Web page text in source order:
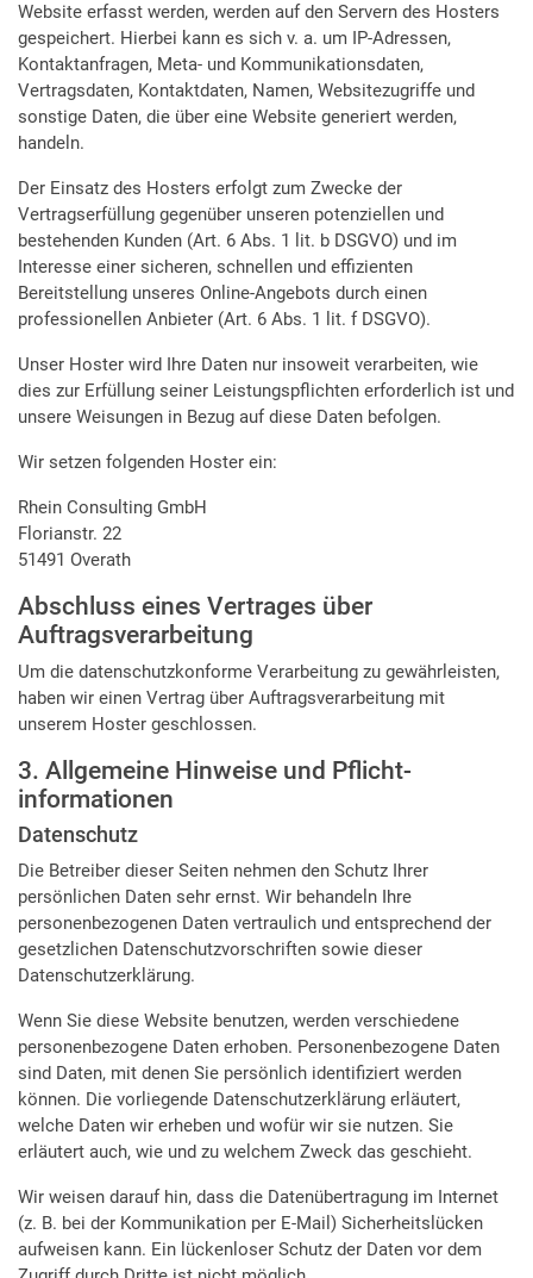
Website erfasst werden, werden auf den Servern des Hosters
gespeichert. Hierbei kann es sich v. a. um IP-Adressen,
Kontaktanfragen, Meta- und Kommunikationsdaten,
Vertragsdaten, Kontaktdaten, Namen, Websitezugriffe und
sonstige Daten, die über eine Website generiert werden,
handeln.
Der Einsatz des Hosters erfolgt zum Zwecke der
Vertragserfüllung gegenüber unseren potenziellen und
bestehenden Kunden (Art. 6 Abs. 1 lit. b DSGVO) und im
Interesse einer sicheren, schnellen und effizienten
Bereitstellung unseres Online-Angebots durch einen
professionellen Anbieter (Art. 6 Abs. 1 lit. f DSGVO).
Unser Hoster wird Ihre Daten nur insoweit verarbeiten, wie
dies zur Erfüllung seiner Leistungspflichten erforderlich ist und
unsere Weisungen in Bezug auf diese Daten befolgen.
Wir setzen folgenden Hoster ein:
Rhein Consulting GmbH
Florianstr. 22
51491 Overath
Abschluss eines Vertrages über
Auftragsverarbeitung
Um die datenschutzkonforme Verarbeitung zu gewährleisten,
haben wir einen Vertrag über Auftragsverarbeitung mit
unserem Hoster geschlossen.
3. Allgemeine Hinweise und Pflicht­
informationen
Datenschutz
Die Betreiber dieser Seiten nehmen den Schutz Ihrer
persönlichen Daten sehr ernst. Wir behandeln Ihre
personenbezogenen Daten vertraulich und entsprechend der
gesetzlichen Datenschutzvorschriften sowie dieser
Datenschutzerklärung.
Wenn Sie diese Website benutzen, werden verschiedene
personenbezogene Daten erhoben. Personenbezogene Daten
sind Daten, mit denen Sie persönlich identifiziert werden
können. Die vorliegende Datenschutzerklärung erläutert,
welche Daten wir erheben und wofür wir sie nutzen. Sie
erläutert auch, wie und zu welchem Zweck das geschieht.
Wir weisen darauf hin, dass die Datenübertragung im Internet
(z. B. bei der Kommunikation per E-Mail) Sicherheitslücken
aufweisen kann. Ein lückenloser Schutz der Daten vor dem